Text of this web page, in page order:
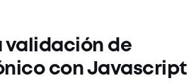
validación de
con Javascript